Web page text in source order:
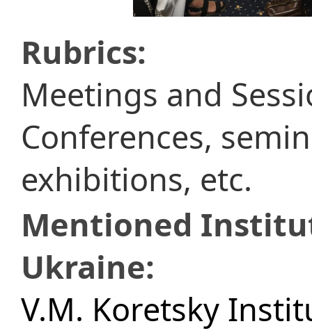
Rubrics:
Meetings and
Conferences,
exhibitions, etc.
Mentioned
Ukraine:
V.M. Koretsky